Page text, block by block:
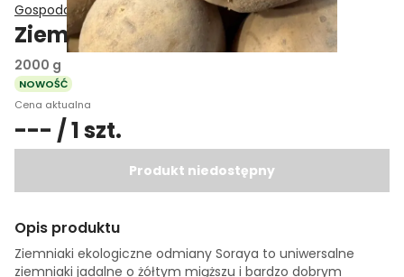
Gospodarstwo Ekologiczne Jany
Ziemniaki Soraya EKO
2000 g
NOWOŚĆ
Cena aktualna
--- / 1 szt.
Produkt niedostępny
Opis produktu
Ziemniaki ekologiczne odmiany Soraya to uniwersalne
ziemniaki jadalne o żółtym miąższu i bardzo dobrym